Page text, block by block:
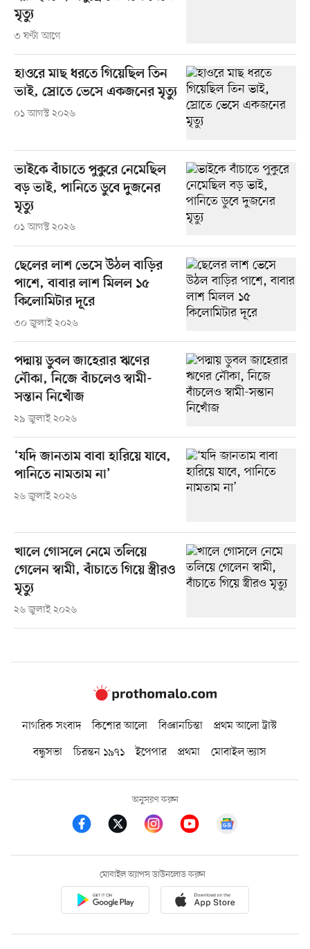
মৃত্যু
৩ ঘণ্টা আগে
হাওরে মাছ ধরতে গিয়েছিল তিন
ভাই, স্রোতে ভেসে একজনের মৃত্যু
০১ আগস্ট ২০২৬
ভাইকে বাঁচাতে পুকুরে নেমেছিল
বড় ভাই, পানিতে ডুবে দুজনের
মৃত্যু
০১ আগস্ট ২০২৬
ছেলের লাশ ভেসে উঠল বাড়ির
পাশে, বাবার লাশ মিলল ১৫
কিলোমিটার দূরে
৩০ জুলাই ২০২৬
পদ্মায় ডুবল জাহেরার ঋণের
নৌকা, নিজে বাঁচলেও স্বামী-
সন্তান নিখোঁজ
২৯ জুলাই ২০২৬
‘যদি জানতাম বাবা হারিয়ে যাবে,
পানিতে নামতাম না’
২৬ জুলাই ২০২৬
খালে গোসলে নেমে তলিয়ে
গেলেন স্বামী, বাঁচাতে গিয়ে স্ত্রীরও
মৃত্যু
২৬ জুলাই ২০২৬
নাগরিক সংবাদ কিশোর আলো বিজ্ঞানচিন্তা
প্রথম আলো ট্রাস্ট
বন্ধুসভা
চিরন্তন ১৯৭১ ইপেপার প্রথমা মোবাইল ভ্যাস
অনুসরণ করুন
মোবাইল অ্যাপস ডাউনলোড করুন